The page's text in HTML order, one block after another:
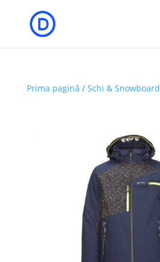
Prima pagină / Schi & Snowboard